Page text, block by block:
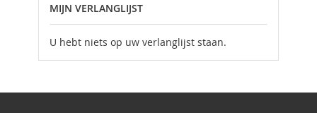
MIJN VERLANGLIJST
U hebt niets op uw verlanglijst staan.